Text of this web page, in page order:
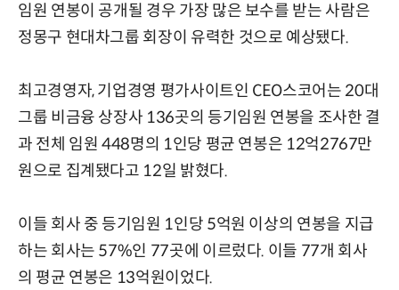
임원 연봉이 공개될 경우 가장 많은 보수를 받는 사람은
정몽구 현대차그룹 회장이 유력한 것으로 예상됐다.
최고경영자, 기업경영 평가사이트인 CEO스코어는 20대
그룹 비금융 상장사 136곳의 등기임원 연봉을 조사한 결
과 전체 임원 448명의 1인당 평균 연봉은 12억2767만
원으로 집계됐다고 12일 밝혔다.
이들 회사 중 등기임원 1인당 5억원 이상의 연봉을 지급
하는 회사는 57%인 77곳에 이르렀다. 이들 77개 회사
의 평균 연봉은 13억원이었다.